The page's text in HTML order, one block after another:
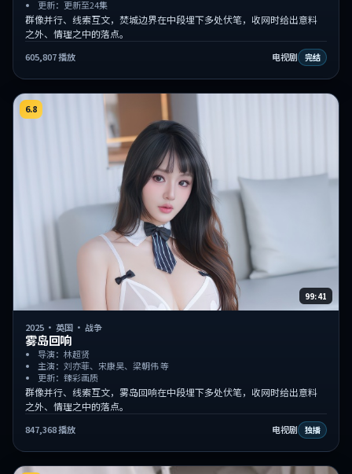
更新：更新至24集
群像并行、线索互文，焚城边界在中段埋下多处伏笔，收网时给出意料
之外、情理之中的落点。
605,807播放 电视剧 完结
99:41
6.8
2025 ·英国 ·战争
雾岛回响
导演：林超贤
主演：刘亦菲、宋康昊、梁朝伟 等
更新：臻彩画质
群像并行、线索互文，雾岛回响在中段埋下多处伏笔，收网时给出意料
之外、情理之中的落点。
847,368播放 电视剧 独播